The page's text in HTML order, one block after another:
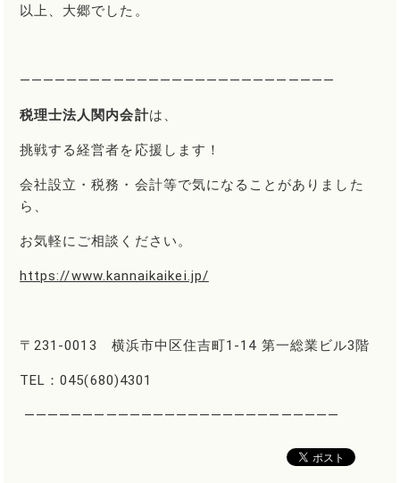
以上、大郷でした。
―――――――――――――――――――――――――――
税理士法人関内会計は、
挑戦する経営者を応援します！
会社設立・税務・会計等で気になることがありました
ら、
お気軽にご相談ください。
https://www.kannaikaikei.jp/
〒231-0013 横浜市中区住吉町1-14 第一総業ビル3階
TEL：045(680)4301
―――――――――――――――――――――――――――